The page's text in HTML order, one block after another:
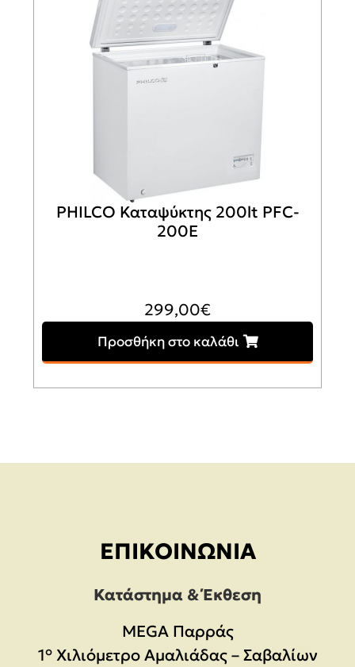
PHILCO Καταψύκτης 200lt PFC-
200E
299,00€
Προσθήκη στο καλάθι
ΕΠΙΚΟΙΝΩΝΊΑ
Κατάστημα & Έκθεση
MEGA Παρράς
1° Χιλιόμετρο Αμαλιάδας – Σαβαλίων